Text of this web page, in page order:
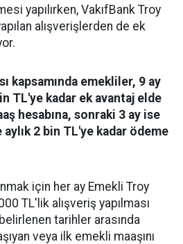
yapılırken, VakıfBank Troy
alışverişlerden de ek
kapsamında emekliler, 9 ay
TL'ye kadar ek avantaj elde
hesabına, sonraki 3 ay ise
2 bin TL'ye kadar ödeme
için her ay Emekli Troy
TL'lik alışveriş yapılması
tarihler arasında
veya ilk emekli maaşını